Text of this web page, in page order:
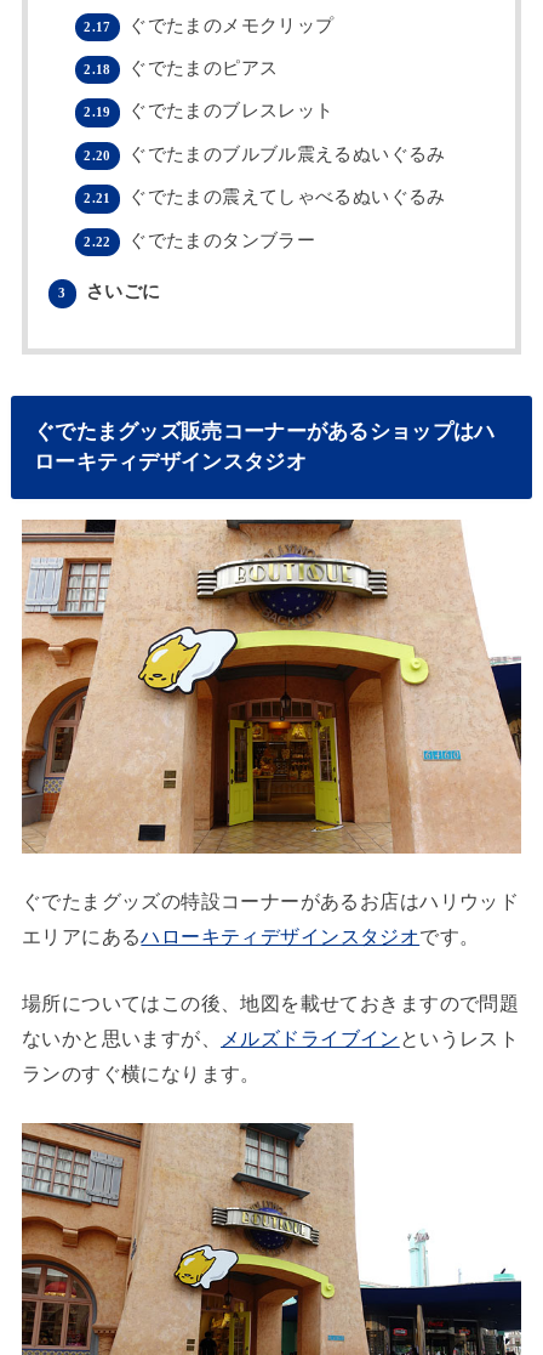
2.17 ぐでたまのメモクリップ
2.18 ぐでたまのピアス
2.19 ぐでたまのブレスレット
2.20 ぐでたまのブルブル震えるぬいぐるみ
2.21 ぐでたまの震えてしゃべるぬいぐるみ
2.22 ぐでたまのタンブラー
3 さいごに
ぐでたまグッズ販売コーナーがあるショップはハ
ローキティデザインスタジオ
ぐでたまグッズの特設コーナーがあるお店はハリウッド
エリアにあるハローキティデザインスタジオです。
場所についてはこの後、地図を載せておきますので問題
ないかと思いますが、
メルズドライブイン というレスト
ランのすぐ横になります。